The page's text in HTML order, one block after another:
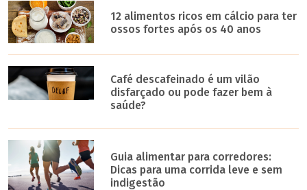
12 alimentos ricos em cálcio para ter
ossos fortes após os 40 anos
Café descafeinado é um vilão
disfarçado ou pode fazer bem à
saúde?
Guia alimentar para corredores:
Dicas para uma corrida leve e sem
indigestão